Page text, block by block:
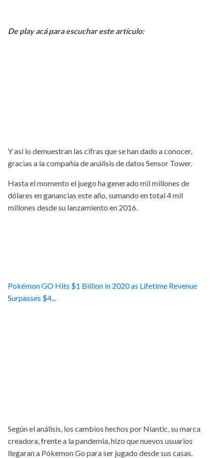
De play acá para escuchar este artículo:
Y así lo demuestran las cifras que se han dado a conocer,
gracias a la compañía de análisis de datos Sensor Tower.
Hasta el momento el juego ha generado mil millones de
dólares en ganancias este año, sumando en total 4 mil
millones desde su lanzamiento en 2016.
Pokémon GO Hits $1 Billion in 2020 as Lifetime Revenue
Surpasses $4...
Según el análisis, los cambios hechos por Niantic, su marca
creadora, frente a la pandemia, hizo que nuevos usuarios
llegaran a Pókemon Go para ser jugado desde sus casas.